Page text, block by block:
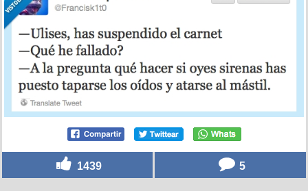
1439 5